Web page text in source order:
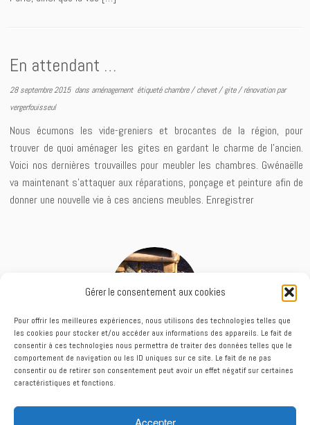
Gérer le consentement aux cookies
Pour offrir les meilleures expériences, nous utilisons des technologies telles que
les cookies pour stocker et/ou accéder aux informations des appareils. Le fait de
consentir à ces technologies nous permettra de traiter des données telles que le
comportement de navigation ou les ID uniques sur ce site. Le fait de ne pas
consentir ou de retirer son consentement peut avoir un effet négatif sur certaines
caractéristiques et fonctions.
Accepter
En attendant …
28 septembre 2015dans aménagement étiquetéchambre/chevet/gite/rénovationpar
vergerfouisseul
Nous écumons les vide-greniers et brocantes de la région, pour
trouver de quoi aménager les gites en gardant le charme de l’ancien.
Voici nos dernières trouvailles pour meubler les chambres. Gwénaëlle
va maintenant s’attaquer aux réparations, ponçage et peinture afin de
donner une nouvelle vie à ces anciens meubles. Enregistrer